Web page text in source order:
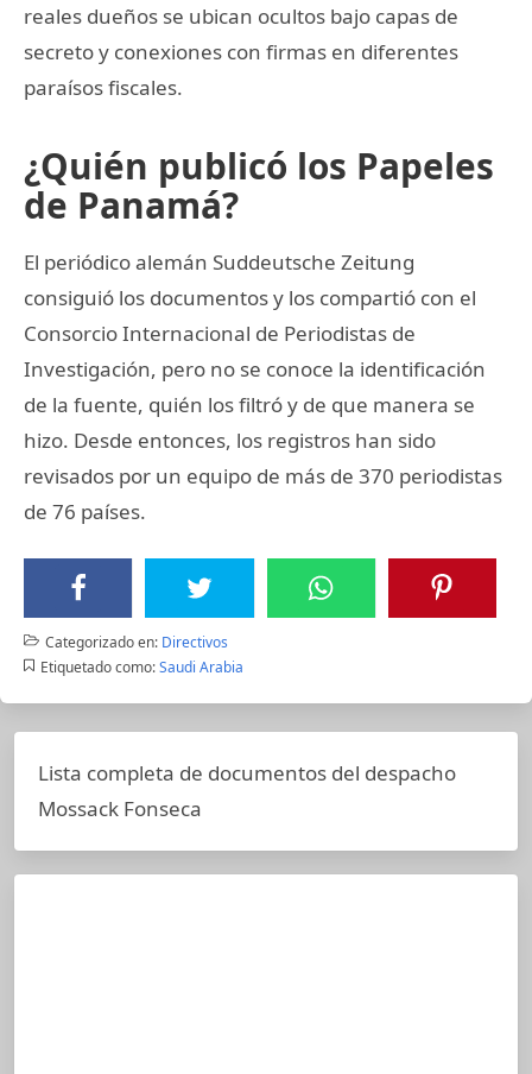
reales dueños se ubican ocultos bajo capas de
secreto y conexiones con firmas en diferentes
paraísos fiscales.
¿Quién publicó los Papeles
de Panamá?
El periódico alemán Suddeutsche Zeitung
consiguió los documentos y los compartió con el
Consorcio Internacional de Periodistas de
Investigación, pero no se conoce la identificación
de la fuente, quién los filtró y de que manera se
hizo. Desde entonces, los registros han sido
revisados por un equipo de más de 370 periodistas
de 76 países.
Categorizado en: Directivos
Etiquetado como: Saudi Arabia
Lista completa de documentos del despacho
Mossack Fonseca